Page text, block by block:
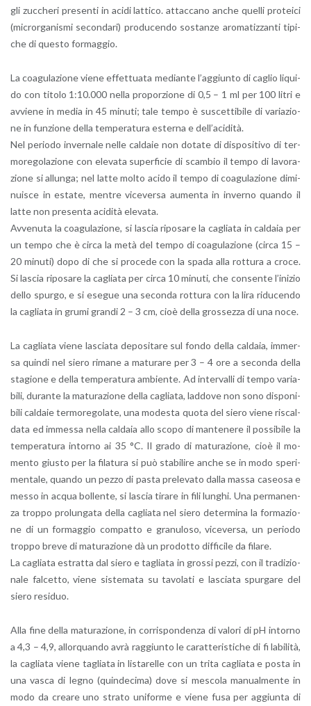
gli zuc­che­ri pre­sen­ti in acidi lat­ti­co. at­tac­ca­no anche quel­li pro­tei­ci
(mi­cror­ga­ni­smi se­con­da­ri) pro­du­cen­do so­stan­ze aro­ma­tiz­zan­ti ti­pi­
che di que­sto for­mag­gio.
La coa­gu­la­zio­ne viene ef­fet­tua­ta me­dian­te l’ag­giun­to di ca­glio li­qui­
do con ti­to­lo 1:10.000 nella pro­por­zio­ne di 0,5 – 1 ml per 100 litri e
av­vie­ne in media in 45 mi­nu­ti; tale tempo è su­scet­ti­bi­le di va­ria­zio­
ne in fun­zio­ne della tem­pe­ra­tu­ra ester­na e del­l’a­ci­di­tà.
Nel pe­rio­do in­ver­na­le nelle cal­da­ie non do­ta­te di di­spo­si­ti­vo di ter­
mo­re­go­la­zio­ne con ele­va­ta su­per­fi­cie di scam­bio il tempo di la­vo­ra­
zio­ne si al­lun­ga; nel latte molto acido il tempo di coa­gu­la­zio­ne di­mi­
nui­sce in esta­te, men­tre vi­ce­ver­sa au­men­ta in in­ver­no quan­do il
latte non pre­sen­ta aci­di­tà ele­va­ta.
Av­ve­nu­ta la coa­gu­la­zio­ne, si la­scia ri­po­sa­re la ca­glia­ta in cal­da­ia per
un tempo che è circa la metà del tempo di coa­gu­la­zio­ne (circa 15 –
20 mi­nu­ti) dopo di che si pro­ce­de con la spada alla rot­tu­ra a croce.
Si la­scia ri­po­sa­re la ca­glia­ta per circa 10 mi­nu­ti, che con­sen­te l’i­ni­zio
dello spur­go, e si ese­gue una se­con­da rot­tu­ra con la lira ri­du­cen­do
la ca­glia­ta in grumi gran­di 2 – 3 cm, cioè della gros­sez­za di una noce.
La ca­glia­ta viene la­scia­ta de­po­si­ta­re sul fondo della cal­da­ia, im­mer­
sa quin­di nel siero ri­ma­ne a ma­tu­ra­re per 3 – 4 ore a se­con­da della
sta­gio­ne e della tem­pe­ra­tu­ra am­bien­te. Ad in­ter­val­li di tempo va­ria­
bi­li, du­ran­te la ma­tu­ra­zio­ne della ca­glia­ta, lad­do­ve non sono di­spo­ni­
bi­li cal­da­ie ter­mo­re­go­la­te, una mo­de­sta quota del siero viene ri­scal­
da­ta ed im­mes­sa nella cal­da­ia allo scopo di man­te­ne­re il pos­si­bi­le la
tem­pe­ra­tu­ra in­tor­no ai 35 °C. Il grado di ma­tu­ra­zio­ne, cioè il mo­
men­to giu­sto per la fi­la­tu­ra si può sta­bi­li­re anche se in modo spe­ri­
men­ta­le, quan­do un pezzo di pasta pre­le­va­to dalla massa ca­seo­sa e
messo in acqua bol­len­te, si la­scia ti­ra­re in fili lun­ghi. Una per­ma­nen­
za trop­po pro­lun­ga­ta della ca­glia­ta nel siero de­ter­mi­na la for­ma­zio­
ne di un for­mag­gio com­pat­to e gra­nu­lo­so, vi­ce­ver­sa, un pe­rio­do
trop­po breve di ma­tu­ra­zio­ne dà un pro­dot­to dif­fi­ci­le da fi­la­re.
La ca­glia­ta estrat­ta dal siero e ta­glia­ta in gros­si pezzi, con il tra­di­zio­
na­le fal­cet­to, viene si­ste­ma­ta su ta­vo­la­ti e la­scia­ta spur­ga­re del
siero re­si­duo.
Alla fine della ma­tu­ra­zio­ne, in cor­ri­spon­den­za di va­lo­ri di pH in­tor­no
a 4,3 – 4,9, al­lor­quan­do avrà rag­giun­to le ca­rat­te­ri­sti­che di fi la­bi­li­tà,
la ca­glia­ta viene ta­glia­ta in li­sta­rel­le con un trita ca­glia­ta e posta in
una vasca di legno (quin­de­ci­ma) dove si me­sco­la ma­nual­men­te in
modo da crea­re uno stra­to uni­for­me e viene fusa per ag­giun­ta di